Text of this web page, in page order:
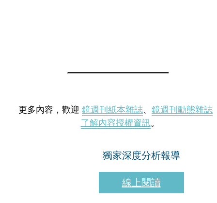
更多內容，歡迎 鏡週刊紙本雜誌、 鏡週刊動態雜誌
了解內容授權資訊。
獨家深度分析報導
線上閱讀